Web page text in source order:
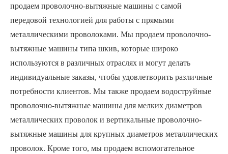
продаем проволочно-вытяжные машины с самой
передовой технологией для работы с прямыми
металлическими проволоками. Мы продаем проволочно-
вытяжные машины типа шкив, которые широко
используются в различных отраслях и могут делать
индивидуальные заказы, чтобы удовлетворить различные
потребности клиентов. Мы также продаем водоструйные
проволочно-вытяжные машины для мелких диаметров
металлических проволок и вертикальные проволочно-
вытяжные машины для крупных диаметров металлических
проволок. Кроме того, мы продаем вспомогательное